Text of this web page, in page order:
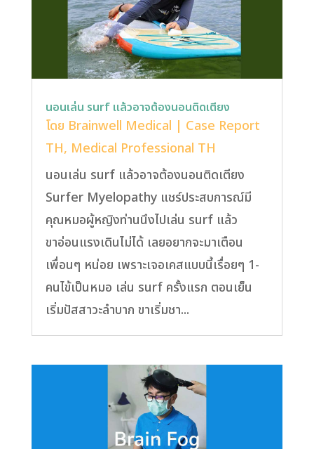
นอนเล่น surf แล้วอาจต้องนอนติดเตียง
โดย Brainwell Medical | Case Report
TH, Medical Professional TH
นอนเล่น surf แล้วอาจต้องนอนติดเตียง
Surfer Myelopathy แชร์ประสบการณ์มี
คุณหมอผู้หญิงท่านนึงไปเล่น surf แล้ว
ขาอ่อนแรงเดินไม่ได้ เลยอยากจะมาเตือน
เพื่อนๆ หน่อย เพราะเจอเคสแบบนี้เรื่อยๆ 1-
คนไข้เป็นหมอ เล่น surf ครั้งแรก ตอนเย็น
เริ่มปัสสาวะลำบาก ขาเริ่มชา...